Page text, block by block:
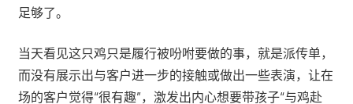
足够了。
当天看见这只鸡只是履行被吩咐要做的事，就是派传单，
而没有展示出与客户进一步的接触或做出一些表演，让在
场的客户觉得“很有趣”，激发出内心想要带孩子“与鸡赴